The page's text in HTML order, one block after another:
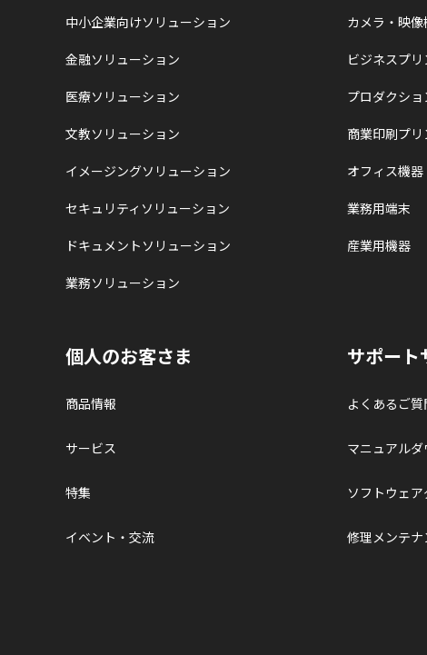
中小企業向けソリューション
金融ソリューション
医療ソリューション
文教ソリューション
イメージングソリューション
セキュリティソリューション
ドキュメントソリューション
業務ソリューション
カメラ・映像
ビジネスプ
プロダクシ
商業印刷プリ
オフィス機器
業務用端末
産業用機器
個人のお客さま
商品情報
サービス
特集
イベント・交流
サポート
よくあるご質
マニュアル
ソフトウェ
修理メンテナ